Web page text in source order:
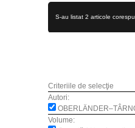
S-au listat 2 articole
Criteriile de selecţie
Autori:
Volume: